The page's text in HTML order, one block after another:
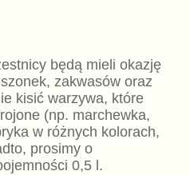
będą mieli okazję
zakwasów oraz
kisić warzywa, które
(np. marchewka,
w różnych kolorach,
prosimy o
0,5 l.